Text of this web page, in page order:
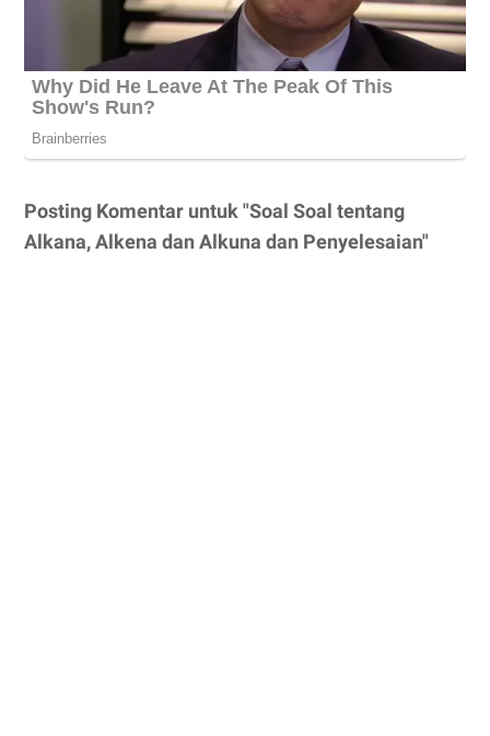
Posting Komentar untuk "Soal Soal tentang
Alkana, Alkena dan Alkuna dan Penyelesaian"